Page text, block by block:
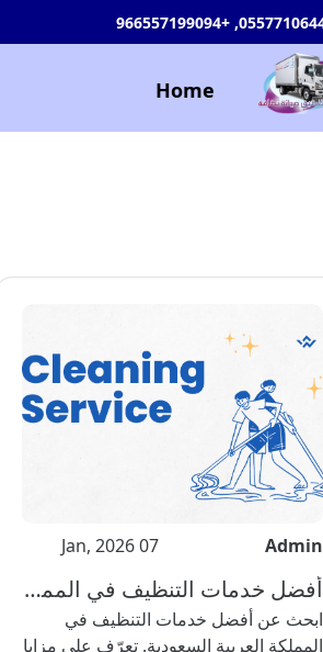
Home
Admin
07 Jan, 2026
أفضل خدمات التنظيف في المملكة العربية السعودية
ابحث عن أفضل خدمات التنظيف في
المملكة العربية السعودية. تعرّف على مزايا